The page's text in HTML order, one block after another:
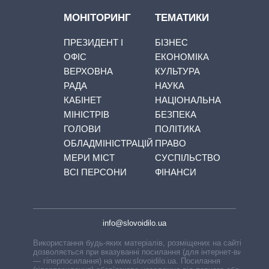
МОНІТОРИНГ
ПРЕЗИДЕНТ І
ОФІС
ВЕРХОВНА
РАДА
КАБІНЕТ
МІНІСТРІВ
ГОЛОВИ
ОБЛАДМІНІСТРАЦІЙ
МЕРИ МІСТ
ВСІ ПЕРСОНИ
ТЕМАТИКИ
БІЗНЕС
ЕКОНОМІКА
КУЛЬТУРА
НАУКА
НАЦІОНАЛЬНА
БЕЗПЕКА
ПОЛІТИКА
ПРАВО
СУСПІЛЬСТВО
ФІНАНСИ
info@slovoidilo.ua
Використання будь-яких матеріалів, розміщених на сайті,
дозволяється при вказуванні посилання (для інтернет-видань
— гіперпосилання) на www.slovoidilo.ua. Посилання